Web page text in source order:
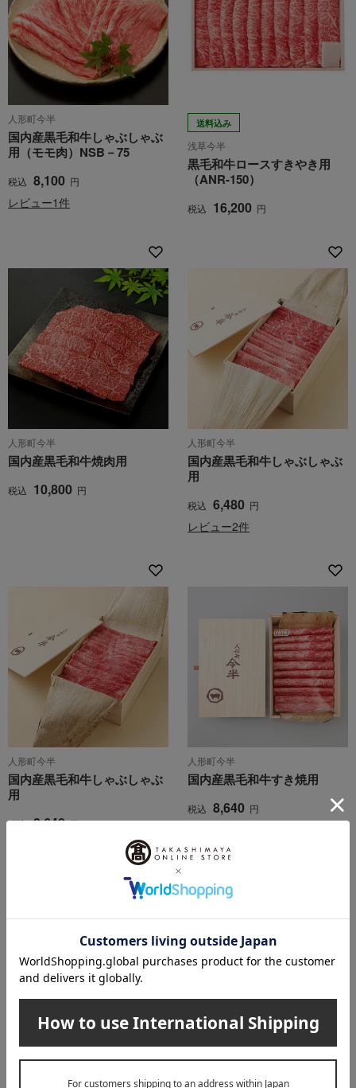
人形町今半
国内産黒毛和牛しゃぶしゃぶ
用（モモ肉）NSB－75
税込 8,100 円
レビュー1件
送料込み
浅草今半
黒毛和牛ロースすきやき用
（ANR-150）
税込 16,200 円
人形町今半
国内産黒毛和牛焼肉用
税込 10,800 円
人形町今半
国内産黒毛和牛しゃぶしゃぶ
用
税込 6,480 円
レビュー2件
人形町今半
国内産黒毛和牛しゃぶしゃぶ
用
税込 8,640 円
人形町今半
国内産黒毛和牛すき焼用
税込 8,640 円
人形町今半